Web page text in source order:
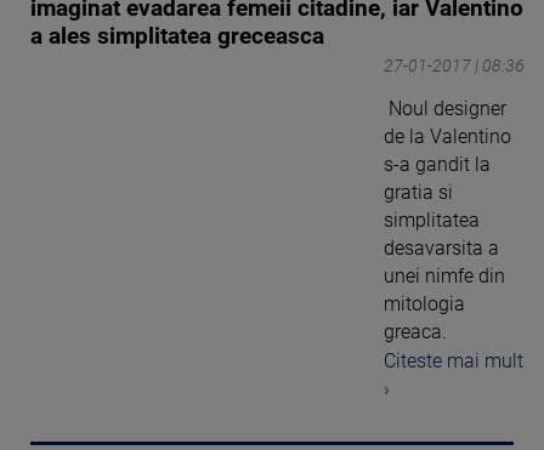
imaginat evadarea femeii citadine, iar Valentino
a ales simplitatea greceasca
27-01-2017 | 08:36
Noul designer
de la Valentino
s-a gandit la
gratia si
simplitatea
desavarsita a
unei nimfe din
mitologia
greaca.
Citeste mai mult
›